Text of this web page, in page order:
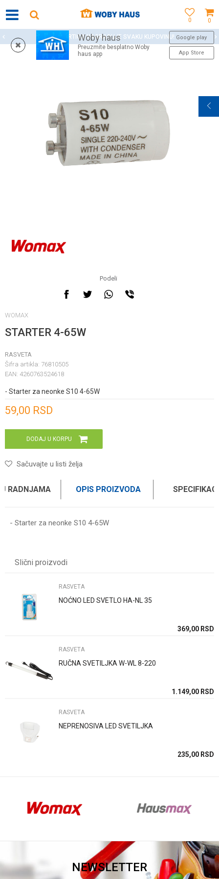
0
0
Woby haus
Preuzmite besplatno Woby
haus app
Google play
App Store
WOBY KARTICA NAGRAĐUJE SVAKU KUPOVINU!
Podeli
WOMAX
STARTER 4-65W
RASVETA
Šifra artikla: 76810505
EAN: 4260763524618
- Starter za neonke S10 4-65W
59,00 RSD
DODAJ U KORPU
Sačuvajte u listi želja
RADNJAMA OPIS PROIZVODA
- Starter za neonke S10 4-65W
Poruka
Anti-spam zaštita - izračunajte koliko je 9 - 4 :
Slični proizvodi
RASVETA
NOĆNO LED SVETLO HA-NL 35
369,00 RSD
RASVETA
RUČNA SVETILJKA W-WL 8-220
1.149,00 RSD
RASVETA
NEPRENOSIVA LED SVETILJKA
235,00 RSD
NEWSLETTER